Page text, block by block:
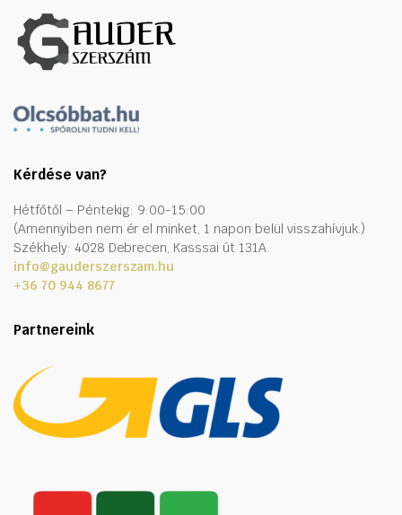
Kérdése van?
Hétfőtől – Péntekig: 9:00-15:00
(Amennyiben nem ér el minket, 1 napon belül visszahívjuk.)
Székhely: 4028 Debrecen, Kasssai út 131A.
info@gauderszerszam.hu
+36 70 944 8677
Partnereink